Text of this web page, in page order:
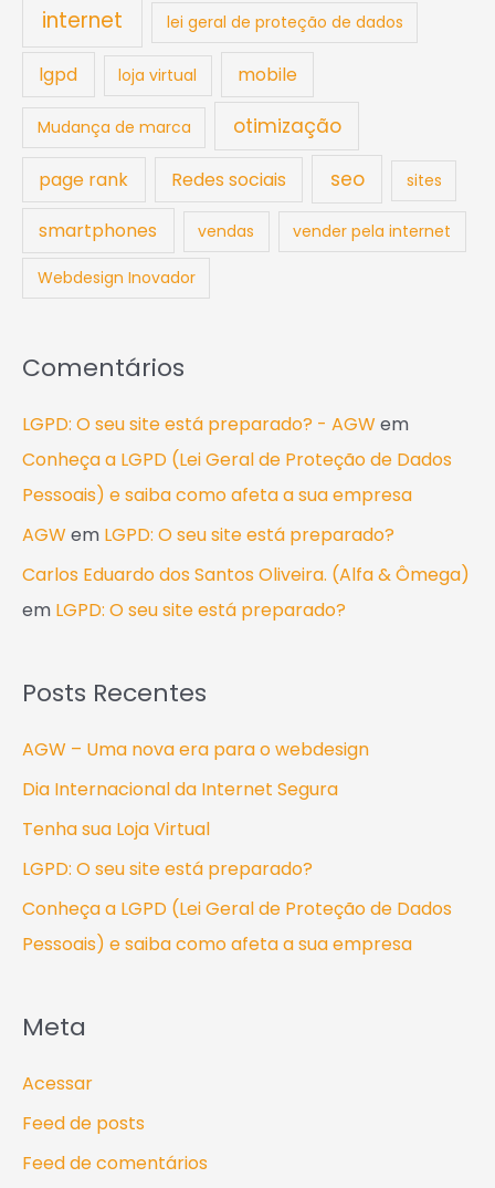
internet lei geral de proteção de dados
lgpd loja virtual mobile
Mudança de marca otimização
page rank Redes sociais seo sites
smartphones vendas vender pela internet
Webdesign Inovador
Comentários
LGPD: O seu site está preparado? - AGW em
Conheça a LGPD (Lei Geral de Proteção de Dados
Pessoais) e saiba como afeta a sua empresa
AGW em LGPD: O seu site está preparado?
Carlos Eduardo dos Santos Oliveira. (Alfa & Ômega)
em LGPD: O seu site está preparado?
Posts Recentes
AGW – Uma nova era para o webdesign
Dia Internacional da Internet Segura
Tenha sua Loja Virtual
LGPD: O seu site está preparado?
Conheça a LGPD (Lei Geral de Proteção de Dados
Pessoais) e saiba como afeta a sua empresa
Meta
Acessar
Feed de posts
Feed de comentários